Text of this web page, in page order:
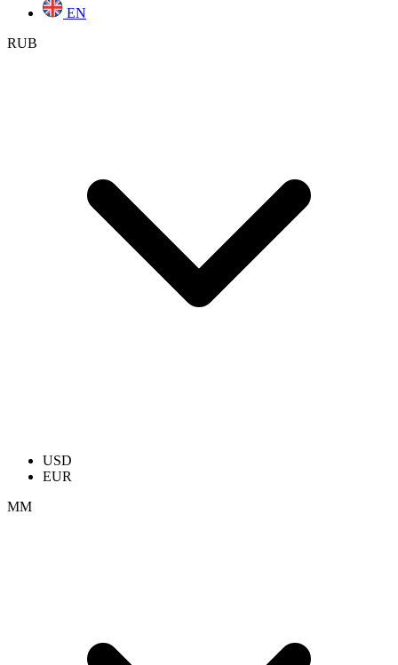
EN
RUB
USD
EUR
ММ